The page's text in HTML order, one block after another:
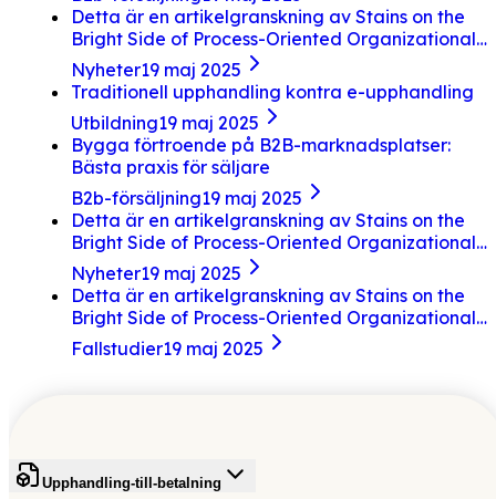
Detta är en artikelgranskning av Stains on the
Bright Side of Process-Oriented Organizational
Designs.
Nyheter19 maj 2025
Traditionell upphandling kontra e-upphandling
Utbildning19 maj 2025
Bygga förtroende på B2B-marknadsplatser:
Bästa praxis för säljare
B2b-försäljning19 maj 2025
Detta är en artikelgranskning av Stains on the
Bright Side of Process-Oriented Organizational
Designs.
Nyheter19 maj 2025
Detta är en artikelgranskning av Stains on the
Bright Side of Process-Oriented Organizational
Designs.
Fallstudier19 maj 2025
Upphandling-till-betalning